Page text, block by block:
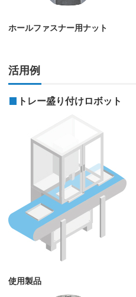
ホールファスナー用ナット
活用例
トレー盛り付けロボット
使用製品